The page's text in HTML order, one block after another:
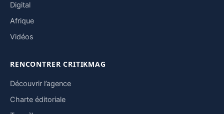
Digital
Afrique
Vidéos
RENCONTRER CRITIKMAG
Découvrir l’agence
Charte éditoriale